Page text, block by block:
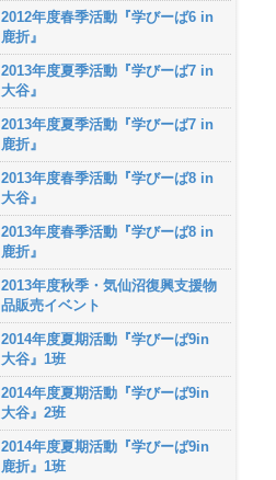
2012年度春季活動『学びーば6 in
鹿折』
2013年度夏季活動『学びーば7 in
大谷』
2013年度夏季活動『学びーば7 in
鹿折』
2013年度春季活動『学びーば8 in
大谷』
2013年度春季活動『学びーば8 in
鹿折』
2013年度秋季・気仙沼復興支援物
品販売イベント
2014年度夏期活動『学びーば9in
大谷』1班
2014年度夏期活動『学びーば9in
大谷』2班
2014年度夏期活動『学びーば9in
鹿折』1班